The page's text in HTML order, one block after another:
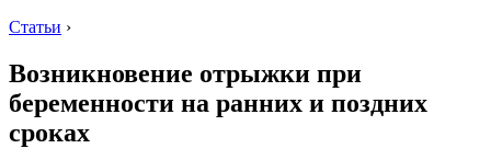
Статьи ›
Возникновение отрыжки при
беременности на ранних и поздних
сроках